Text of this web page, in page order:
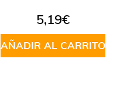
5,19€
AÑADIR AL CARRITO